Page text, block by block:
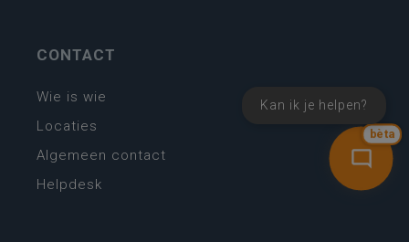
bèta
Kan ik je helpen?
CONTACT
Wie is wie
Locaties
Algemeen contact
Helpdesk